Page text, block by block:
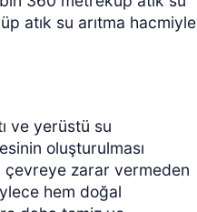
atık su arıtma hacmiyle
ve yerüstü su
oluşturulması
çevreye zarar vermeden
hem doğal